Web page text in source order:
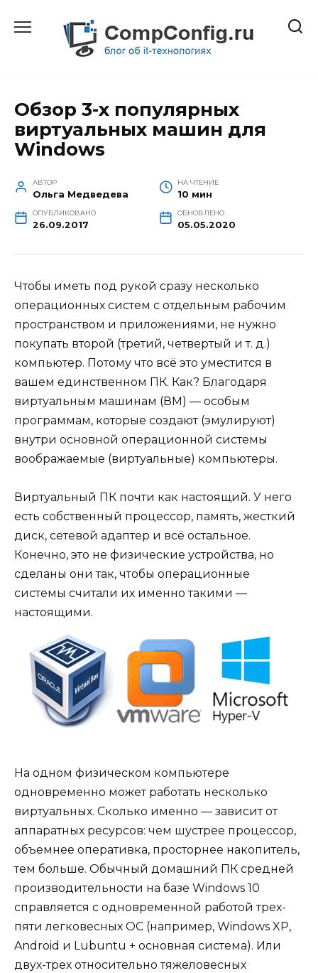
содержанию
Обзор 3-х популярных
виртуальных машин для
Windows
АВТОР
Ольга Медведева
НА ЧТЕНИЕ
10 мин
ОПУБЛИКОВАНО
26.09.2017
ОБНОВЛЕНО
05.05.2020
Чтобы иметь под рукой сразу несколько
операционных систем с отдельным рабочим
пространством и приложениями, не нужно
покупать второй (третий, четвертый и т. д.)
компьютер. Потому что всё это уместится в
вашем единственном ПК. Как? Благодаря
виртуальным машинам (ВМ) — особым
программам, которые создают (эмулируют)
внутри основной операционной системы
воображаемые (виртуальные) компьютеры.
Виртуальный ПК почти как настоящий. У него
есть собственный процессор, память, жесткий
диск, сетевой адаптер и всё остальное.
Конечно, это не физические устройства, но
сделаны они так, чтобы операционные
системы считали их именно такими —
настоящими.
На одном физическом компьютере
одновременно может работать несколько
виртуальных. Сколько именно — зависит от
аппаратных ресурсов: чем шустрее процессор,
объемнее оперативка, просторнее накопитель,
тем больше. Обычный домашний ПК средней
производительности на базе Windows 10
справляется с одновременной работой трех-
пяти легковесных ОС (например, Windows XP,
Android и Lubuntu + основная система). Или
двух-трех относительно тяжеловесных